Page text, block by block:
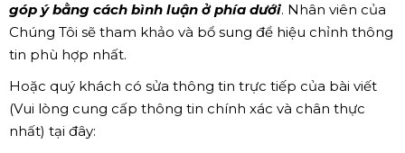
góp ý bằng cách bình luận ở phía dưới. Nhân viên của
Chúng Tôi sẽ tham khảo và bổ sung để hiệu chỉnh thông
tin phù hợp nhất.
Hoặc quý khách có sửa thông tin trực tiếp của bài viết
(Vui lòng cung cấp thông tin chính xác và chân thực
nhất) tại đây: